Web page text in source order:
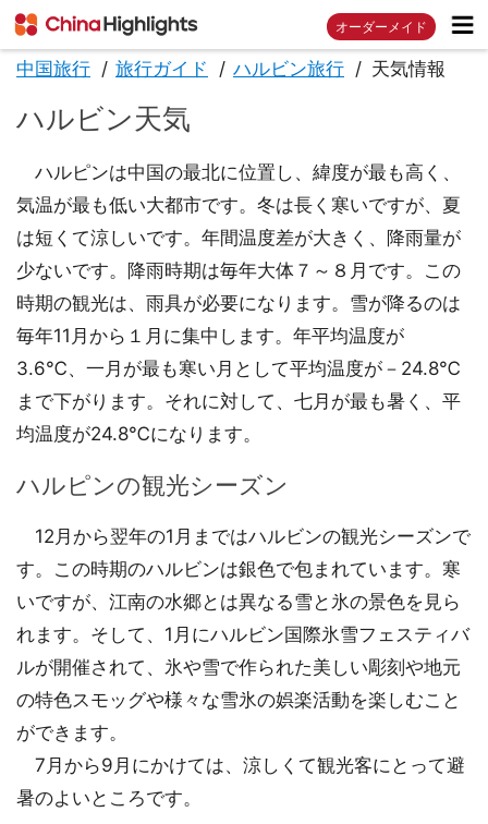
オーダーメイド
中国旅行 旅行ガイド ハルビン旅行 天気情報
ハルビン天気
ハルピンは中国の最北に位置し、緯度が最も高く、
気温が最も低い大都市です。冬は長く寒いですが、夏
は短くて涼しいです。年間温度差が大きく、降雨量が
少ないです。降雨時期は毎年大体７～８月です。この
時期の観光は、雨具が必要になります。雪が降るのは
毎年11月から１月に集中します。年平均温度が
3.6℃、一月が最も寒い月として平均温度が－24.8℃
まで下がります。それに対して、七月が最も暑く、平
均温度が24.8℃になります。
ハルピンの観光シーズン
12月から翌年の1月まではハルビンの観光シーズンで
す。この時期のハルビンは銀色で包まれています。寒
いですが、江南の水郷とは異なる雪と氷の景色を見ら
れます。そして、1月にハルビン国際氷雪フェスティバ
ルが開催されて、氷や雪で作られた美しい彫刻や地元
の特色スモッグや様々な雪氷の娯楽活動を楽しむこと
ができます。
7月から9月にかけては、涼しくて観光客にとって避
暑のよいところです。